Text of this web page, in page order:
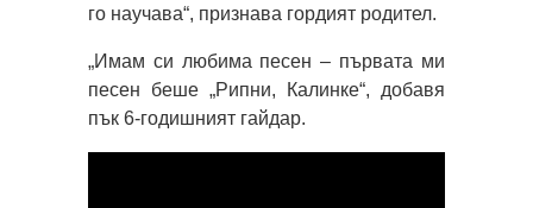
го научава“, признава гордият родител.
„Имам си любима песен – първата ми
песен беше „Рипни, Калинке“, добавя
пък 6-годишният гайдар.